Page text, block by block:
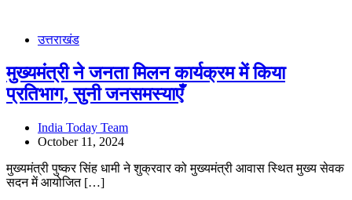
उत्तराखंड
मुख्यमंत्री ने जनता मिलन कार्यक्रम में किया
प्रतिभाग, सुनी जनसमस्याएँ
India Today Team
October 11, 2024
मुख्यमंत्री पुष्कर सिंह धामी ने शुक्रवार को मुख्यमंत्री आवास स्थित मुख्य सेवक
सदन में आयोजित […]